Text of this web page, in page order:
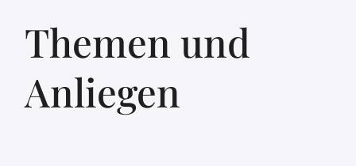
Themen und
Anliegen